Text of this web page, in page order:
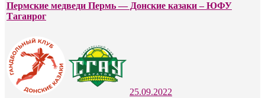
Пермские медведи Пермь — Донские казаки – ЮФУ
Таганрог
25.09.2022